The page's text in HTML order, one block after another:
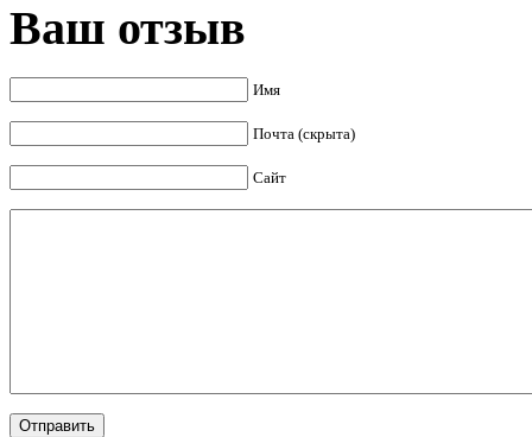
Ваш отзыв
Имя
Почта (скрыта)
Сайт